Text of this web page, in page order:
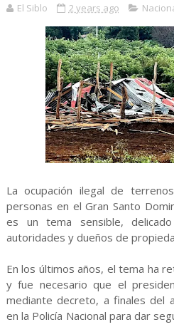
El Siblo 2 years ago
La ocupación ilegal de
personas en el Gran Santo
es un tema sensible,
autoridades y dueños de
En los últimos años, el tema ha
y fue necesario que el
mediante decreto, a finales del
en la Policía Nacional para dar